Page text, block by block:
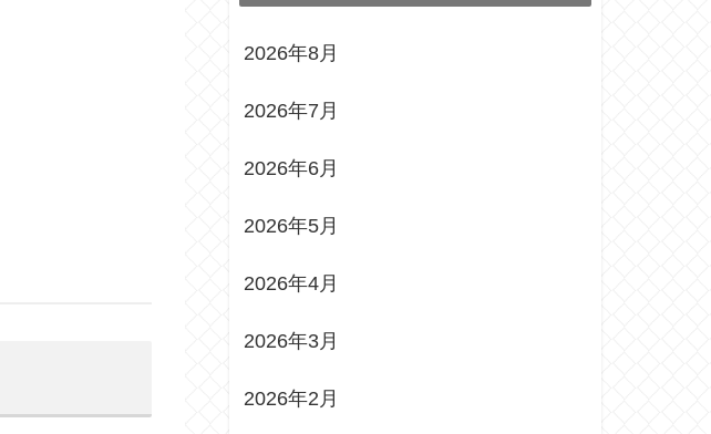
2026年8月
2026年7月
2026年6月
2026年5月
2026年4月
2026年3月
2026年2月